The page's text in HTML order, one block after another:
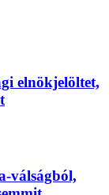
elnökjelöltet,
válságból,